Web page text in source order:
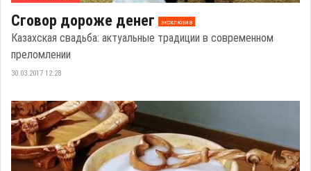
Сговор дороже денег эксклюзив
Казахская свадьба: актуальные традиции в современном
преломлении
30.03.2017 12:28